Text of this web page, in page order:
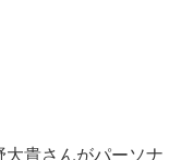
貴さんがパーソナ